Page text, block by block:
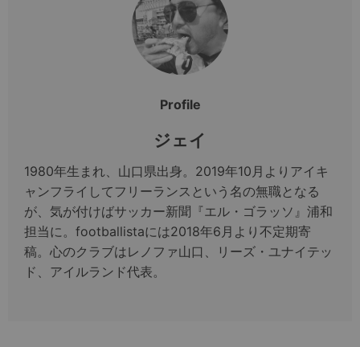
Profile
ジェイ
1980年生まれ、山口県出身。2019年10月よりアイキ
ャンフライしてフリーランスという名の無職となる
が、気が付けばサッカー新聞『エル・ゴラッソ』浦和
担当に。footballistaには2018年6月より不定期寄
稿。心のクラブはレノファ山口、リーズ・ユナイテッ
ド、アイルランド代表。